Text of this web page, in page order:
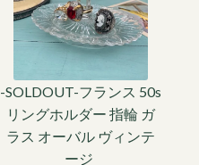
-SOLDOUT-フランス 50s
リングホルダー 指輪 ガ
ラス オーバル ヴィンテ
ージ